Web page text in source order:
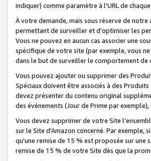
indiquer) comme paramètre à l'URL de
À votre demande, mais sous réserve de
permettant de surveiller et d'optimiser les
Vous ne pouvez en aucun cas associer une
spécifique de votre site (par exemple, vous
dans le but de surveiller le comportement de
Vous pouvez ajouter ou supprimer des
Spéciaux doivent être associés à des
devez présenter du contenu original
des événements (Jour de Prime par
Vous devez supprimer de votre Site
sur le Site d'Amazon concerné. Par exemple,
qu'une remise de 15 % est proposée sur
remise de 15 % de votre Site dès que la